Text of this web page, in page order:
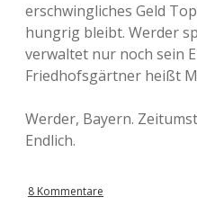
erschwingliches Geld
hungrig bleibt. Werder
verwaltet nur noch sein
Friedhofsgärtner heißt
Werder, Bayern.
Endlich.
8 Kommentare